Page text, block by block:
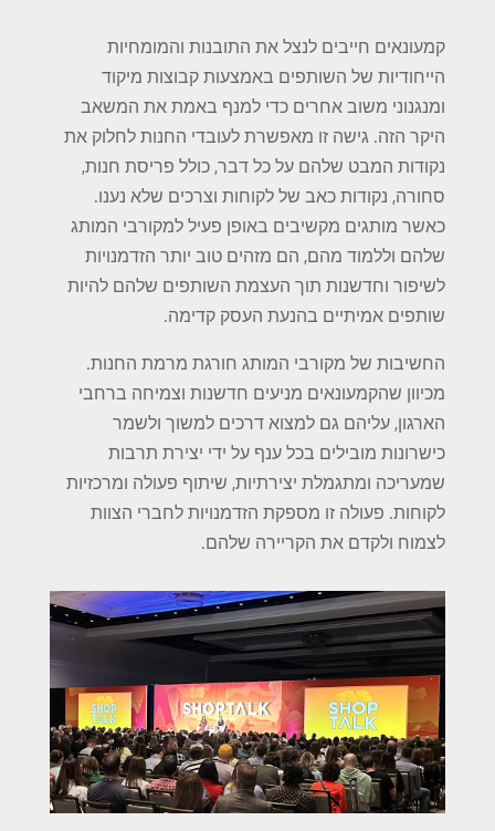
קמעונאים חייבים לנצל את התובנות והמומחיות
הייחודיות של השותפים באמצעות קבוצות מיקוד
ומנגנוני משוב אחרים כדי למנף באמת את המשאב
היקר הזה. גישה זו מאפשרת לעובדי החנות לחלוק את
נקודות המבט שלהם על כל דבר, כולל פריסת חנות,
סחורה, נקודות כאב של לקוחות וצרכים שלא נענו.
כאשר מותגים מקשיבים באופן פעיל למקורבי המותג
שלהם וללמוד מהם, הם מזהים טוב יותר הזדמנויות
לשיפור וחדשנות תוך העצמת השותפים שלהם להיות
שותפים אמיתיים בהנעת העסק קדימה.
החשיבות של מקורבי המותג חורגת מרמת החנות.
מכיוון שהקמעונאים מניעים חדשנות וצמיחה ברחבי
הארגון, עליהם גם למצוא דרכים למשוך ולשמר
כישרונות מובילים בכל ענף על ידי יצירת תרבות
שמעריכה ומתגמלת יצירתיות, שיתוף פעולה ומרכזיות
לקוחות. פעולה זו מספקת הזדמנויות לחברי הצוות
לצמוח ולקדם את הקריירה שלהם.